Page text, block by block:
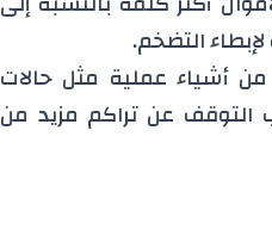
التضخم.
أشياء عملية مثل حالات
التوقف عن تراكم مزيد من